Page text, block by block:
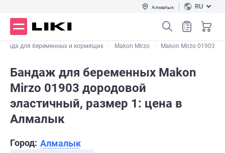
Алмалык RU
для беременных и кормящих Makon Mirzo Makon Mirzo 01903
Бандаж для беременных Makon
Mirzo 01903 дородовой
эластичный, размер 1: цена в
Алмалык
Город: Алмалык